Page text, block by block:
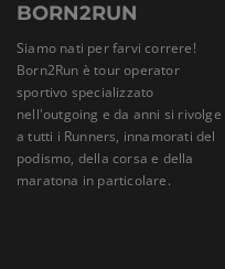
BORN2RUN
Siamo nati per farvi correre!
Born2Run è tour operator
sportivo specializzato
nell'outgoing e da anni si rivolge
a tutti i Runners, innamorati del
podismo, della corsa e della
maratona in particolare.